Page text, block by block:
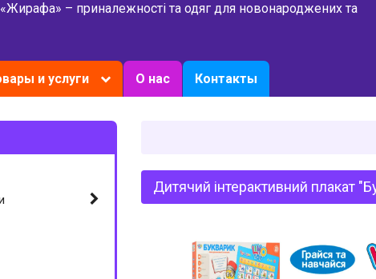
– приналежності та одяг для новонароджених та
и услуги О нас Контакты
Дитячий інтерактивний плакат